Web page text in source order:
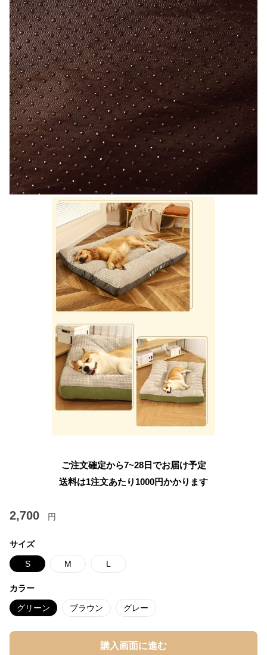
ご注文確定から7~28日でお届け予定
送料は1注文あたり 1000円かかります
2,700 円
サイズ
S M L
カラー
グリーン ブラウン グレー
購入画面に進む